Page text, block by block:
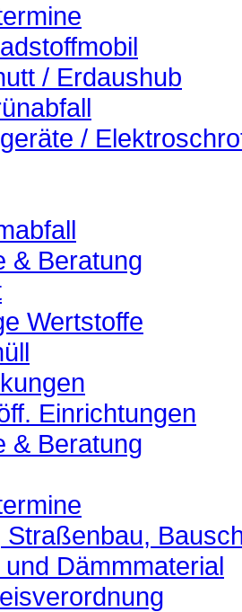
/ Erdaushub
/
& Beratung
Wertstoffe
Einrichtungen
& Beratung
Straßenbau,
Dämmmaterial